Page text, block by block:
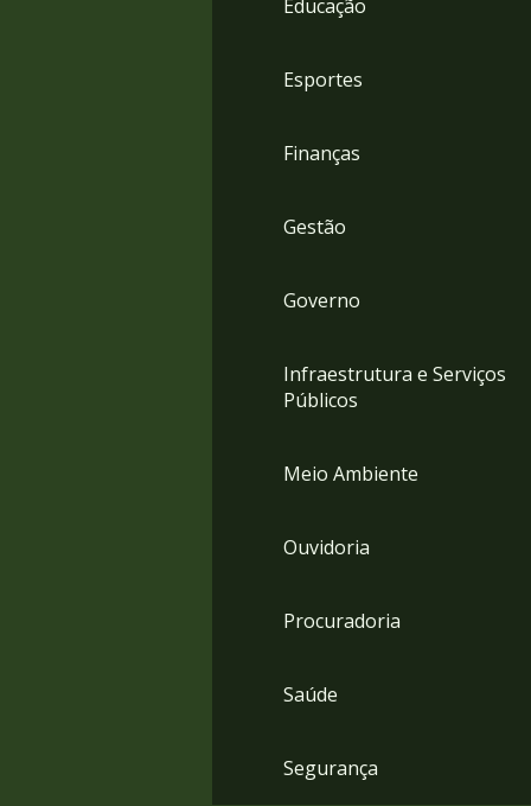
Educação
Esportes
Finanças
Gestão
Governo
Infraestrutura e Serviços
Públicos
Meio Ambiente
Ouvidoria
Procuradoria
Saúde
Segurança